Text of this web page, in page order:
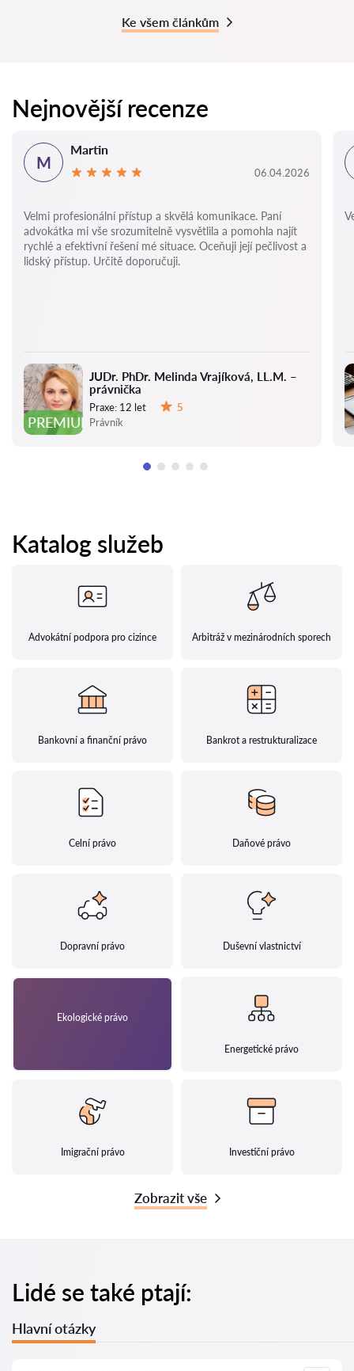
Ke všem článkům
Nejnovější recenze
PREMIUM
JUDr. PhDr. Melinda Vrajíková, LL.M. –
právnička
Praxe: 12 let
5
Právník
M
Martin
06.04.2026
Velmi profesionální přístup a skvělá komunikace. Paní
advokátka mi vše srozumitelně vysvětlila a pomohla najít
rychlé a efektivní řešení mé situace. Oceňuji její pečlivost a
lidský přístup. Určitě doporučuji.
Katalog služeb
Advokátní podpora pro cizince Arbitráž v mezinárodních sporech
Bankovní a finanční právo Bankrot a restrukturalizace
Celní právo Daňové právo
Dopravní právo Duševní vlastnictví
Ekologické právo
Energetické právo
Imigrační právo Investiční právo
Zobrazit vše
Lidé se také ptají:
Hlavní otázky